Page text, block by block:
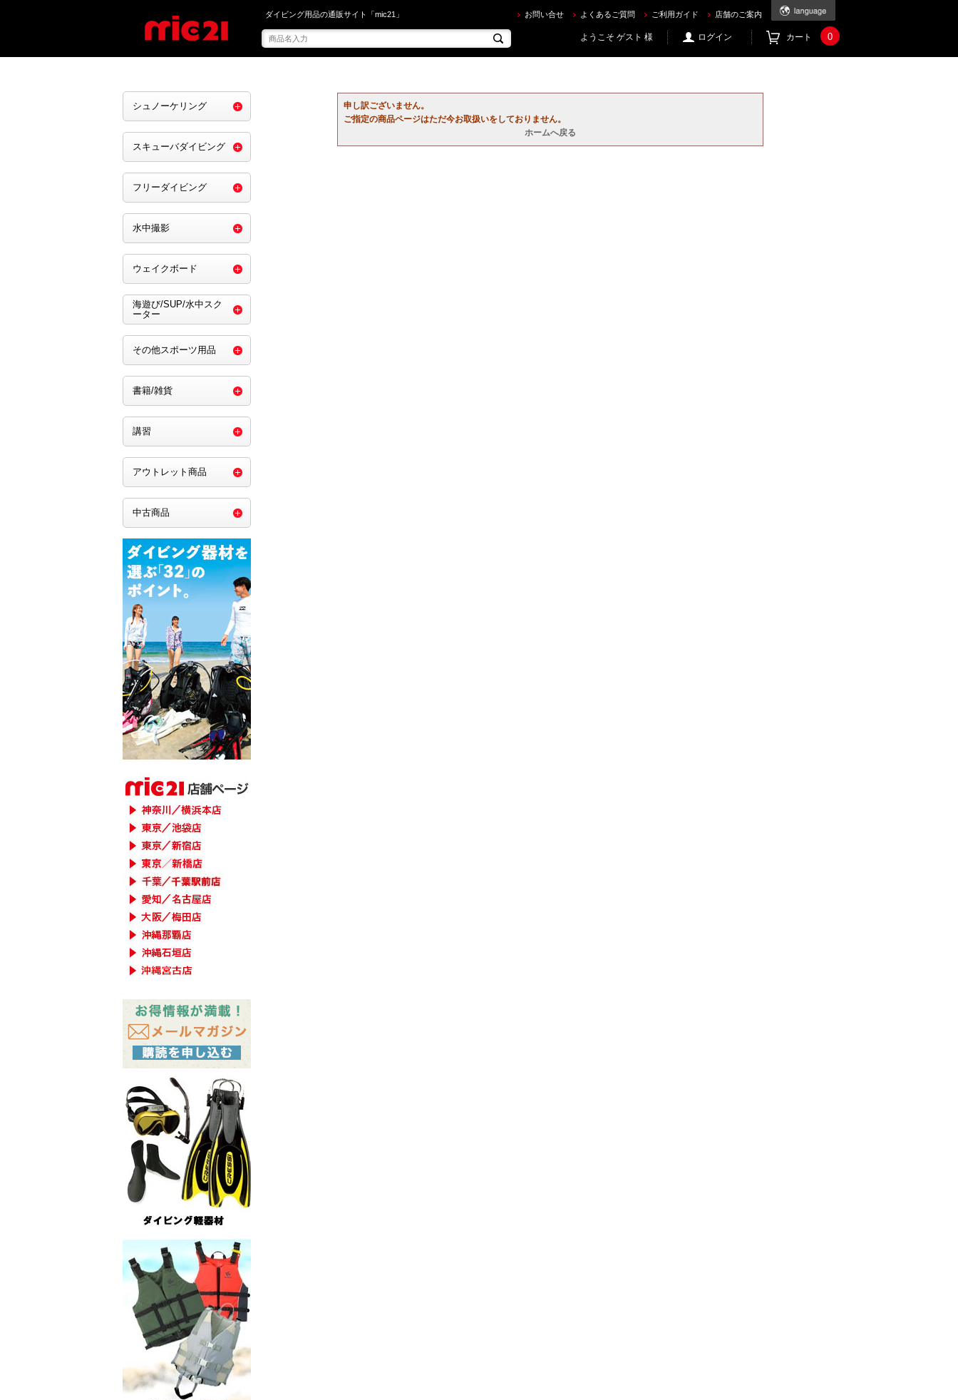
mic21で を買うならec.mic21.com
ダイビング用品の通販サイト「mic21」 お問い合せ よくあるご質問 ご利用ガイド 店舗のご案内
ようこそ ゲスト 様 ログイン カート 0
申し訳ございません。
ご指定の商品ページはただ今お取扱いをしておりません。
ホームへ戻る
シュノーケリング
スキューバダイビング
フリーダイビング
水中撮影
ウェイクボード
海遊び/SUP/水中スク
ーター
その他スポーツ用品
書籍/雑貨
講習
アウトレット商品
中古商品